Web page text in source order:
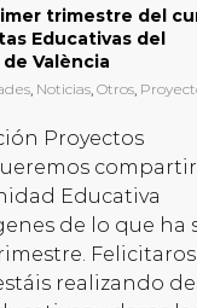
trimestre del
Educativas del
València
, Noticias, Otros,
Proyectos
compartir
Educativa
de lo que ha
realizando